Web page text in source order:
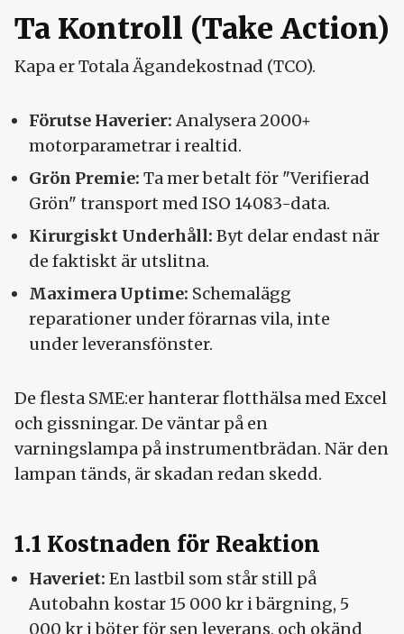
Ta Kontroll (Take Action)
Kapa er Totala Ägandekostnad (TCO).
Förutse Haverier:Analysera 2000+
motorparametrar i realtid.
Grön Premie: Ta mer betalt för "Verifierad
Grön" transport med ISO 14083-data.
Kirurgiskt Underhåll: Byt delar endast när
de faktiskt är utslitna.
Maximera Uptime: Schemalägg
reparationer under förarnas vila, inte
under leveransfönster.
De flesta SME:er hanterar flotthälsa med Excel
och gissningar. De väntar på en
varningslampa på instrumentbrädan. När den
lampan tänds, är skadan redan skedd.
1.1 Kostnaden för Reaktion
Haveriet: En lastbil som står still på
Autobahn kostar 15 000 kr i bärgning, 5
000 kr i böter för sen leverans, och okänd